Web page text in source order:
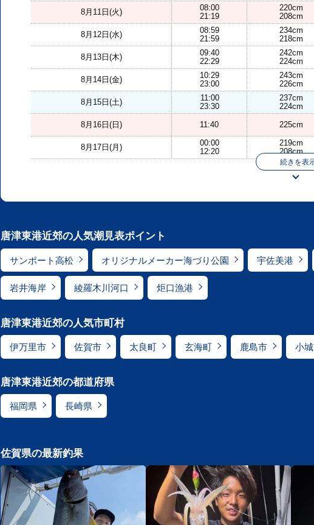
8月11日(火)
08:00
21:19
220cm
208cm
8月12日(水)
08:59
21:59
234cm
218cm
8月13日(木)
09:40
22:29
242cm
224cm
8月14日(金)
10:29
23:00
243cm
226cm
8月15日(土)
11:00
23:30
237cm
224cm
8月16日(日)
11:40 225cm
8月17日(月)
00:00
12:20
219cm
208cm
続きを表
唐津東港近郊の人気潮見表ポイント
サンポート高松 オリジナルメーカー海づり公園 宇佐美港
岩井海岸 綾羅木川河口 炬口漁港
唐津東港近郊の人気市町村
伊万里市 佐賀市 太良町 玄海町 鹿島市 小
唐津東港近郊の都道府県
福岡県 長崎県
佐賀県の最新釣果